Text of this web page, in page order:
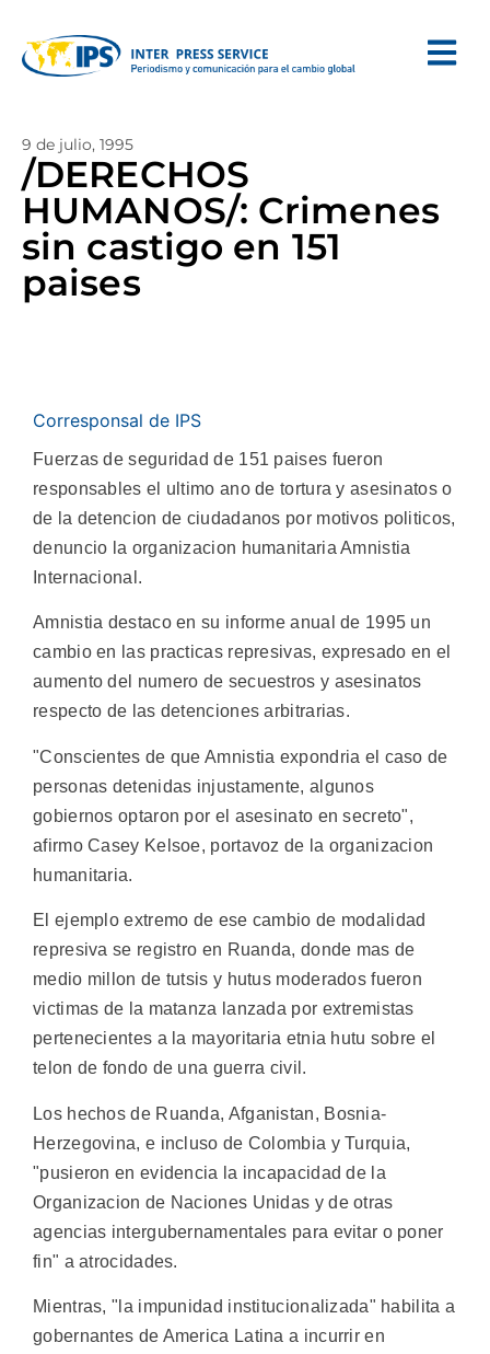
9 de julio, 1995
/DERECHOS
HUMANOS/: Crimenes
sin castigo en 151
paises
Corresponsal de IPS
Fuerzas de seguridad de 151 paises fueron
responsables el ultimo ano de tortura y asesinatos o
de la detencion de ciudadanos por motivos politicos,
denuncio la organizacion humanitaria Amnistia
Internacional.
Amnistia destaco en su informe anual de 1995 un
cambio en las practicas represivas, expresado en el
aumento del numero de secuestros y asesinatos
respecto de las detenciones arbitrarias.
"Conscientes de que Amnistia expondria el caso de
personas detenidas injustamente, algunos
gobiernos optaron por el asesinato en secreto",
afirmo Casey Kelsoe, portavoz de la organizacion
humanitaria.
El ejemplo extremo de ese cambio de modalidad
represiva se registro en Ruanda, donde mas de
medio millon de tutsis y hutus moderados fueron
victimas de la matanza lanzada por extremistas
pertenecientes a la mayoritaria etnia hutu sobre el
telon de fondo de una guerra civil.
Los hechos de Ruanda, Afganistan, Bosnia-
Herzegovina, e incluso de Colombia y Turquia,
"pusieron en evidencia la incapacidad de la
Organizacion de Naciones Unidas y de otras
agencias intergubernamentales para evitar o poner
fin" a atrocidades.
Mientras, "la impunidad institucionalizada" habilita a
gobernantes de America Latina a incurrir en